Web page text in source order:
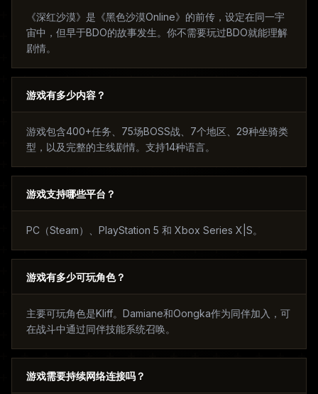
《深红沙漠》是《黑色沙漠Online》的前传，设定在同一宇
宙中，但早于BDO的故事发生。你不需要玩过BDO就能理解
剧情。
游戏有多少内容？
游戏包含400+任务、75场BOSS战、7个地区、29种坐骑类
型，以及完整的主线剧情。支持14种语言。
游戏支持哪些平台？
PC（Steam）、PlayStation 5 和 Xbox Series X|S。
游戏有多少可玩角色？
主要可玩角色是Kliff。Damiane和Oongka作为同伴加入，可
在战斗中通过同伴技能系统召唤。
游戏需要持续网络连接吗？